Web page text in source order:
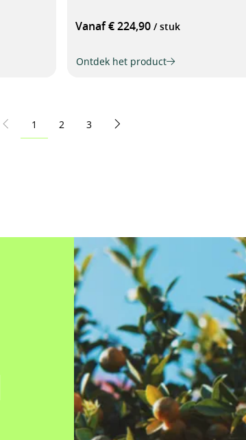
Vanaf € 224,90 / stuk
Ontdek het product
Pagina
1 Pagina
2 Pagina
3